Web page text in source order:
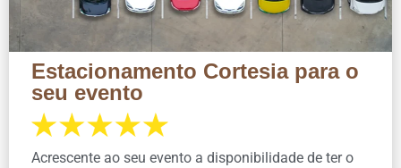
Estacionamento Cortesia para o
seu evento
Acrescente ao seu evento a disponibilidade de ter o